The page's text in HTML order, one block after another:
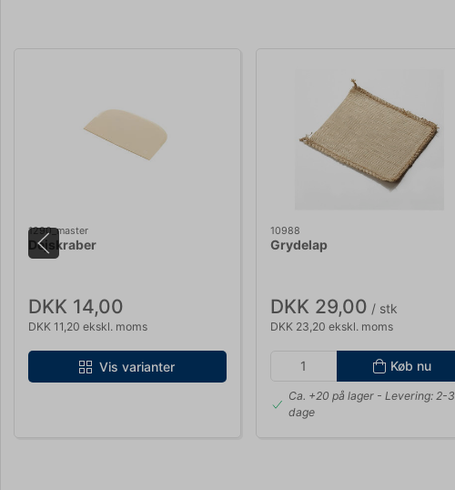
1290_master
Dejskraber
DKK 14,00
DKK 11,20 ekskl. moms
Vis varianter
10988
Grydelap
DKK 29,00 / stk
DKK 23,20 ekskl. moms
Køb nu
Ca. +20 på lager- Levering: 2-3
dage